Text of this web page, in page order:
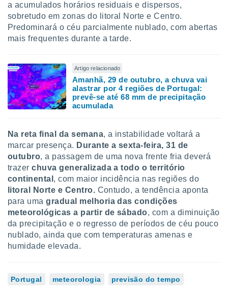
a acumulados horários residuais e dispersos,
sobretudo em zonas do litoral Norte e Centro.
Predominará o céu parcialmente nublado, com abertas
mais frequentes durante a tarde.
Artigo relacionado
Amanhã, 29 de outubro, a chuva vai
alastrar por 4 regiões de Portugal:
prevê-se até 68 mm de precipitação
acumulada
Na reta final da semana, a instabilidade voltará a
marcar presença. Durante a sexta-feira, 31 de
outubro, a passagem de uma nova frente fria deverá
trazerchuva generalizada a todo o território
continental , com maior incidência nas regiões do
litoral Norte e Centro. Contudo, a tendência aponta
para umagradual melhoria das condições
meteorológicas a partir de sábado, com a diminuição
da precipitação e o regresso de períodos de céu pouco
nublado, ainda que com temperaturas amenas e
humidade elevada.
Portugal meteorologia previsão do tempo